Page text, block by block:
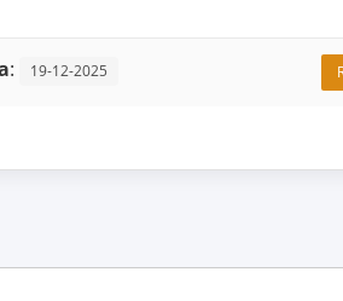
: 19-12-2025